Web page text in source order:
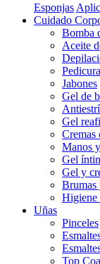
Esponjas
Cuidado
Bomba
Aceite
Pedicura
Jabones
Gel de
Gel
Cremas
Manos
Gel
Gel y
Brumas
Higiene
Uñas
Pinceles
Top